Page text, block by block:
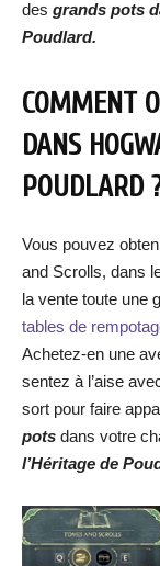
des grands pots
Poudlard.
COMMENT
DANS
POUDLARD
Vous pouvez
and Scrolls, dans
la vente toute une
tables de
Achetez-en une
sentez à l’aise
sort pour faire
pots dans votre
l’Héritage de